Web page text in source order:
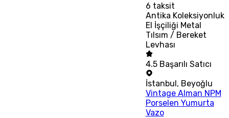
6 taksit
Antika Koleksiyonluk
El İşçiliği Metal
Tılsım / Bereket
Levhası
4.5 Başarılı Satıcı
İstanbul, Beyoğlu
Vintage Alman NPM
Porselen Yumurta
Vazo